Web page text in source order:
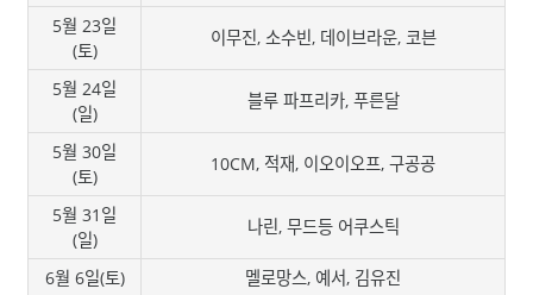
5월 23일
(토)
이무진, 소수빈, 데이브라운, 코븐
5월 24일
(일)
블루 파프리카, 푸른달
5월 30일
(토)
10CM, 적재, 이오이오프, 구공공
5월 31일
(일)
나린, 무드등 어쿠스틱
6월 6일(토)
멜로망스, 예서, 김유진